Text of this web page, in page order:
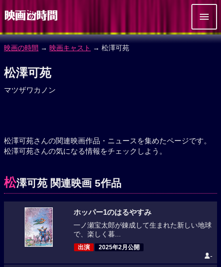
映画の時間 → 映画キャスト → 松澤可苑
松澤可苑
マツザワカノン
松澤可苑さんの関連映画作品・ニュースを集めたページです。
松澤可苑さんの気になる情報をチェックしよう。
松澤可苑 関連映画 5作品
ホッパー1のはるやすみ
一ノ瀬宝太郎が錬成して生まれた新しい地球
で、楽しく暮...
出演 2025年2月公開
-